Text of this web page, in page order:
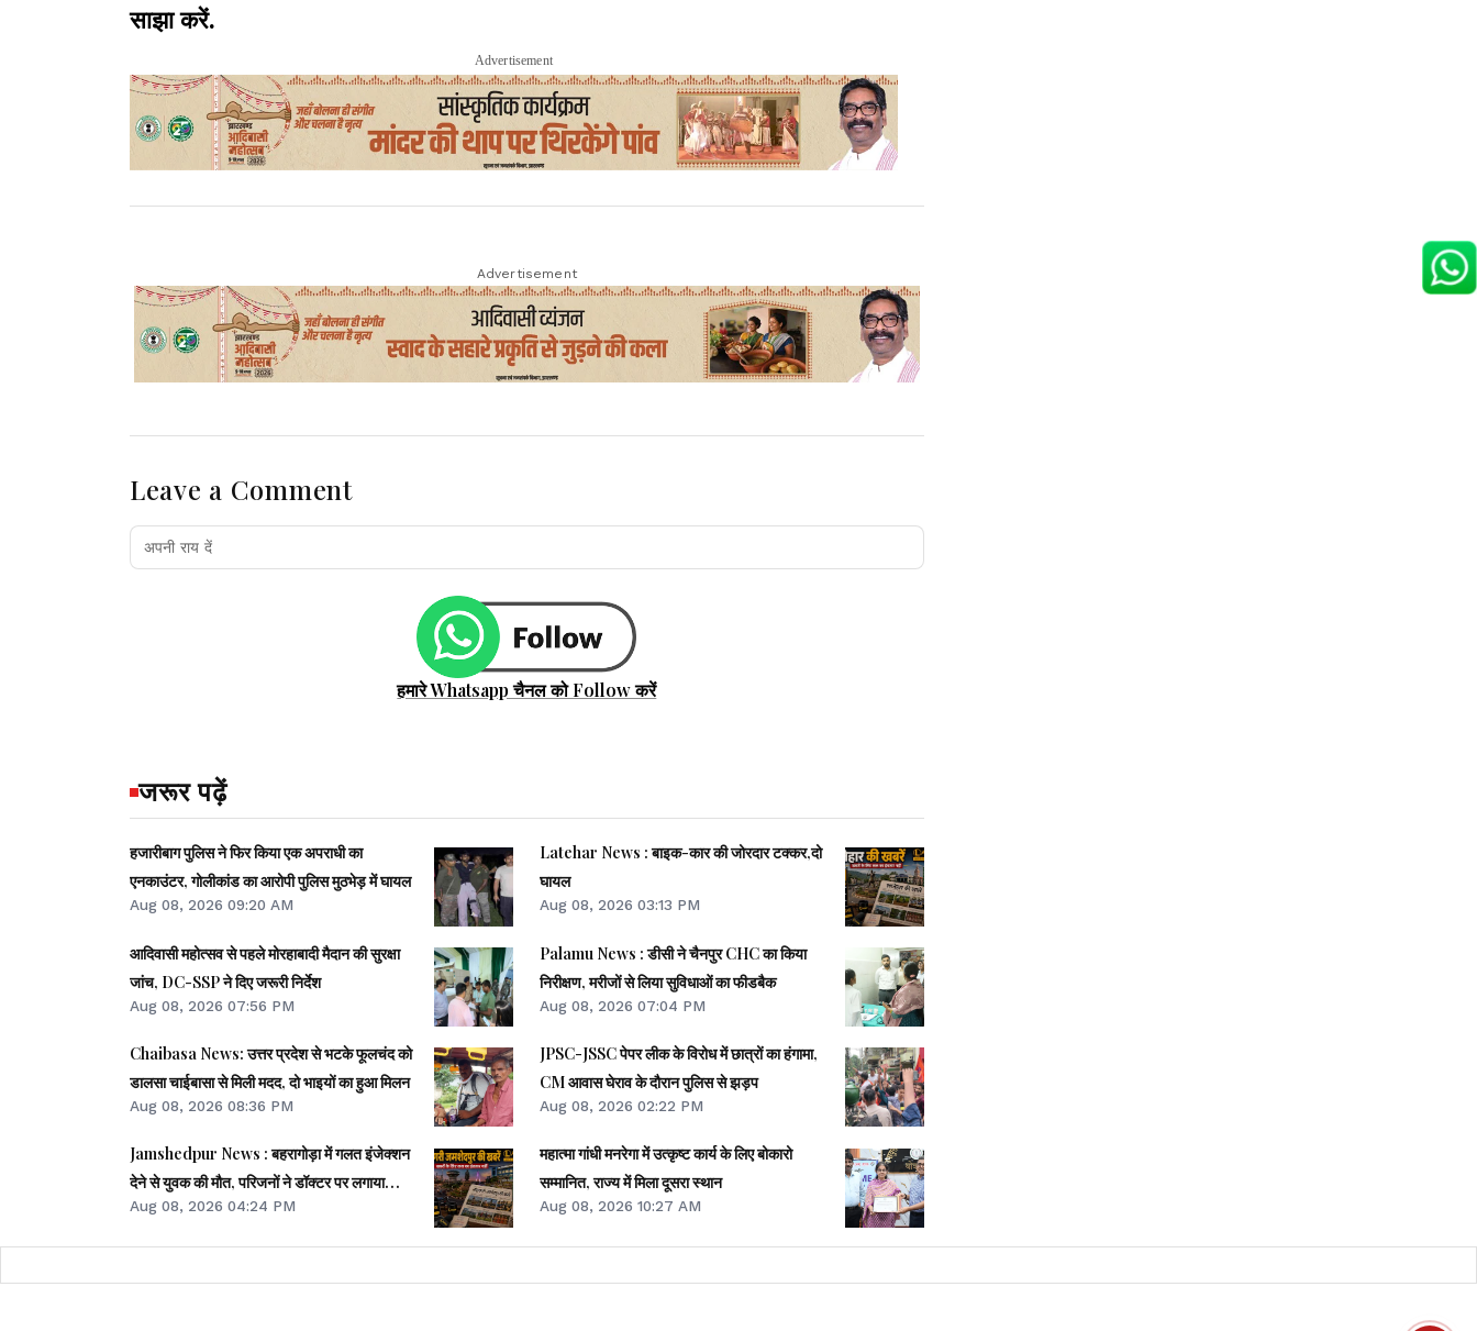
साझा करें.
Advertisement
Advertisement
Leave a Comment
हमारे Whatsapp चैनल को Follow करें
जरूर पढ़ें
हजारीबाग पुलिस ने फिर किया एक अपराधी का
एनकाउंटर, गोलीकांड का आरोपी पुलिस मुठभेड़ में घायल
Aug 08, 2026 09:20 AM
आदिवासी महोत्सव से पहले मोरहाबादी मैदान की सुरक्षा
जांच, DC-SSP ने दिए जरूरी निर्देश
Aug 08, 2026 07:56 PM
Chaibasa News: उत्तर प्रदेश से भटके फूलचंद को
डालसा चाईबासा से मिली मदद, दो भाइयों का हुआ मिलन
Aug 08, 2026 08:36 PM
Jamshedpur News : बहरागोड़ा में गलत इंजेक्शन
देने से युवक की मौत, परिजनों ने डॉक्टर पर लगाया
लापरवाही का आरोप
Aug 08, 2026 04:24 PM
Latehar News : बाइक-कार की जोरदार टक्‍कर,दो
घायल
Aug 08, 2026 03:13 PM
Palamu News : डीसी ने चैनपुर CHC का किया
निरीक्षण, मरीजों से लिया सुविधाओं का फीडबैक
Aug 08, 2026 07:04 PM
JPSC-JSSC पेपर लीक के विरोध में छात्रों का हंगामा,
CM आवास घेराव के दौरान पुलिस से झड़प
Aug 08, 2026 02:22 PM
महात्मा गांधी मनरेगा में उत्कृष्ट कार्य के लिए बोकारो
सम्मानित, राज्य में मिला दूसरा स्थान
Aug 08, 2026 10:27 AM